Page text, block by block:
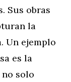
Sus obras
la
Un ejemplo
es la
no solo